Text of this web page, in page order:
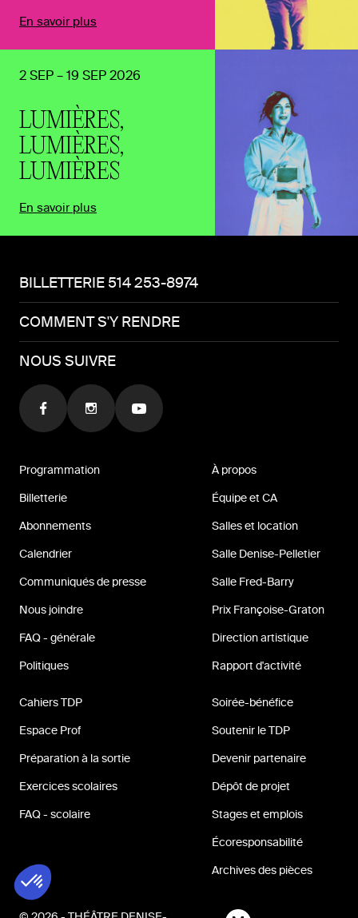
En savoir plus
LUMIÈRES,
LUMIÈRES,
LUMIÈRES
2 SEP – 19 SEP 2026
En savoir plus
BILLETTERIE 514 253-8974
COMMENT S'Y RENDRE
NOUS SUIVRE
Programmation
Billetterie
Abonnements
Calendrier
Communiqués de presse
Nous joindre
FAQ - générale
Politiques
À propos
Équipe et CA
Salles et location
Salle Denise-Pelletier
Salle Fred-Barry
Prix Françoise-Graton
Direction artistique
Rapport d'activité
Cahiers TDP
Espace Prof
Préparation à la sortie
Exercices scolaires
FAQ - scolaire
Soirée-bénéfice
Soutenir le TDP
Devenir partenaire
Dépôt de projet
Stages et emplois
Écoresponsabilité
Archives des pièces